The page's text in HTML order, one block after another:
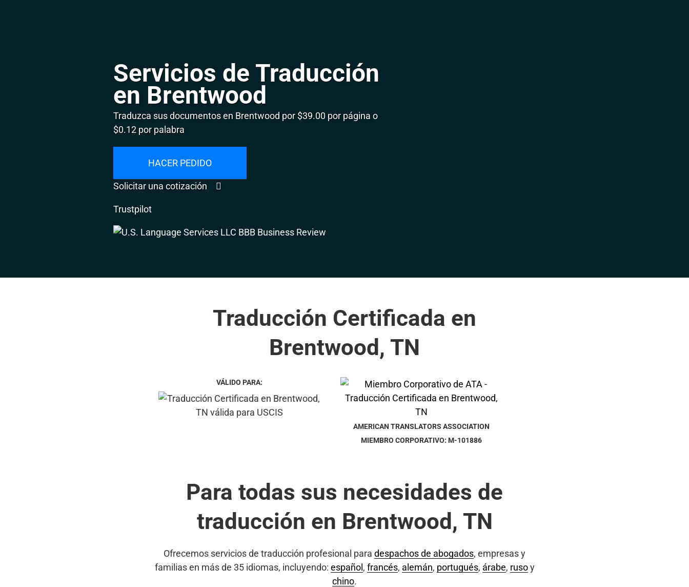
Servicios de Traducción
en Brentwood
Traduzca sus documentos en Brentwood por $39.00 por página o
$0.12 por palabra
HACER PEDIDO
Solicitar una cotización
Trustpilot
Traducción Certificada en
Brentwood, TN
VÁLIDO PARA:
AMERICAN TRANSLATORS ASSOCIATION
MIEMBRO CORPORATIVO: M-101886
Para todas sus necesidades de
traducción en Brentwood, TN
Ofrecemos servicios de traducción profesional para despachos de abogados, empresas y
familias en más de 35 idiomas, incluyendo: español , francés, alemán, portugués, árabe, rusoy
chino.